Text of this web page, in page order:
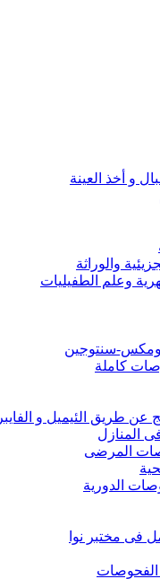
و أخذ العینة‌
والوراثة
وعلم الطفيليات
سنتوجين
كاملة
عن طریق الئیمیل و الفایبر
المنازل
المرضی
الدوریة
فی مختبر نوا